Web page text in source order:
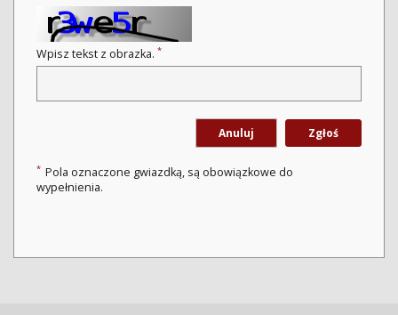
Wpisz tekst z obrazka. *
Anuluj Zgłoś
* Pola oznaczone gwiazdką, są obowiązkowe do
wypełnienia.